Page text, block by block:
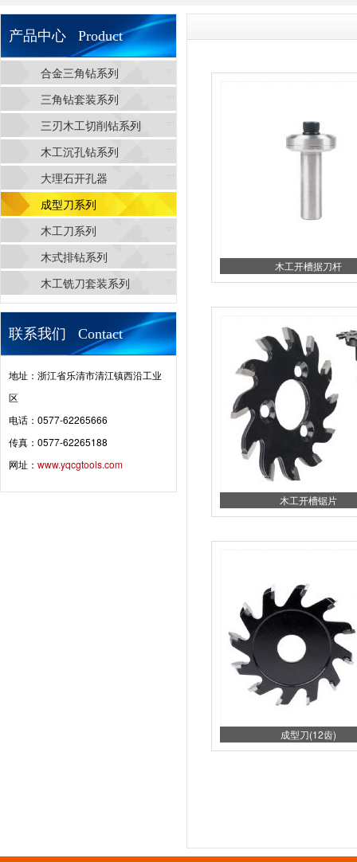
产品中心 Product
合金三角钻系列
三角钻套装系列
三刃木工切削钻系列
木工沉孔钻系列
大理石开孔器
成型刀系列
木工刀系列
木式排钻系列
木工铣刀套装系列
联系我们 Contact
地址：浙江省乐清市清江镇西沿工业
区
电话：0577-62265666
传真：0577-62265188
网址： www.yqcgtools.com
木工开槽据刀杆
木工开槽锯片
成型刀(12齿)